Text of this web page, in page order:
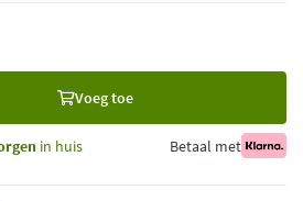
Voeg toe
in huis Betaal met